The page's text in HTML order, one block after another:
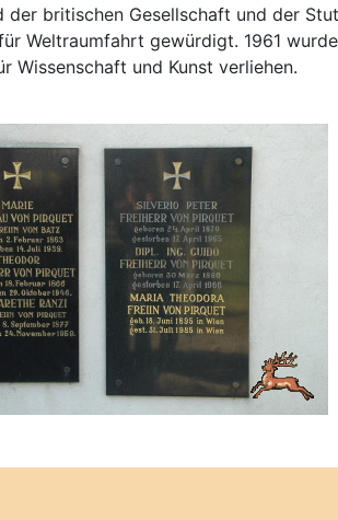
der britischen Gesellschaft und der
Weltraumfahrt gewürdigt. 1961
Wissenschaft und Kunst verliehen.